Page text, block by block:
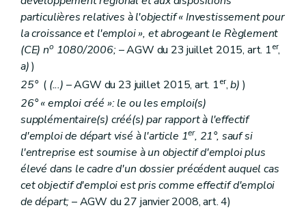
particulières relatives à l'objectif « Investissement pour
la croissance et l'emploi », et abrogeant le Règlement
(CE) no 1080/2006;– AGW du 23 juillet 2015, art. 1er,
a))
25° ( (...) – AGW du 23 juillet 2015, art. 1er,b) )
26° « emploi créé »: le ou les emploi(s)
supplémentaire(s) créé(s) par rapport à l'effectif
d'emploi de départ visé à l'article 1er, 21°, sauf si
l'entreprise est soumise à un objectif d'emploi plus
élevé dans le cadre d'un dossier précédent auquel cas
cet objectif d'emploi est pris comme effectif d'emploi
de départ;– AGW du 27 janvier 2008, art. 4)